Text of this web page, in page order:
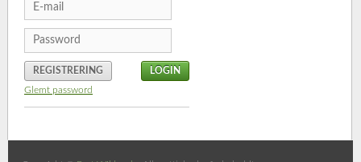
REGISTRERING
Glemt password